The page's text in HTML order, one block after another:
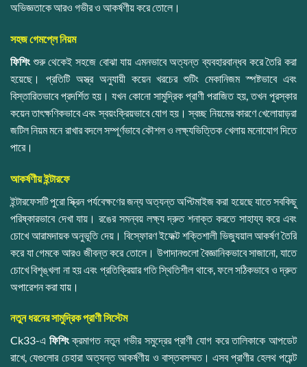
অভিজ্ঞতাকে আরও গভীর ও আকর্ষণীয় করে তোলে।
সহজ গেমপ্লে নিয়ম
ফিশিংশুরু থেকেই সহজে বোঝা যায় এমনভাবে অত্যন্ত ব্যবহারবান্ধব করে তৈরি করা
হয়েছে। প্রতিটি অস্ত্র অনুযায়ী কয়েন খরচের শুটিং মেকানিজম স্পষ্টভাবে এবং
বিস্তারিতভাবে প্রদর্শিত হয়। যখন কোনো সামুদ্রিক প্রাণী পরাজিত হয়, তখন পুরস্কার
কয়েন তাৎক্ষণিকভাবে এবং স্বয়ংক্রিয়ভাবে যোগ হয়। স্বচ্ছ নিয়মের কারণে খেলোয়াড়রা
জটিল নিয়ম মনে রাখার বদলে সম্পূর্ণভাবে কৌশল ও লক্ষ্যভিত্তিক খেলায় মনোযোগ দিতে
পারে।
আকর্ষণীয় ইন্টারফে
ইন্টারফেসটি পুরো স্ক্রিন পর্যবেক্ষণের জন্য অত্যন্ত অপ্টিমাইজ করা হয়েছে যাতে সবকিছু
পরিষ্কারভাবে দেখা যায়। রঙের সমন্বয় লক্ষ্য দ্রুত শনাক্ত করতে সাহায্য করে এবং
চোখে আরামদায়ক অনুভূতি দেয়। বিস্ফোরণ ইফেক্ট শক্তিশালী ভিজ্যুয়াল আকর্ষণ তৈরি
করে যা গেমকে আরও জীবন্ত করে তোলে। উপাদানগুলো বৈজ্ঞানিকভাবে সাজানো, যাতে
চোখে বিশৃঙ্খলা না হয় এবং প্রতিক্রিয়ার গতি স্থিতিশীল থাকে, ফলে সঠিকভাবে ও দ্রুত
অপারেশন করা যায়।
নতুন ধরনের সামুদ্রিক প্রাণী সিস্টেম
Ck33-এ ফিশিংক্রমাগত নতুন গভীর সমুদ্রের প্রাণী যোগ করে তালিকাকে আপডেট
রাখে, যেগুলোর চেহারা অত্যন্ত আকর্ষণীয় ও বাস্তবসম্মত। এসব প্রাণীর হেলথ পয়েন্ট